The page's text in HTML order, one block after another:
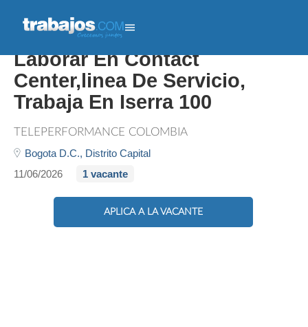
Asesores Técnicos Para
Laborar En Contact
Center,linea De Servicio,
Trabaja En Iserra 100
TELEPERFORMANCE COLOMBIA
Bogota D.C., Distrito Capital
11/06/2026
1 vacante
APLICA A LA VACANTE